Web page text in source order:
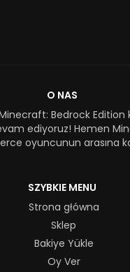
O NAS
Bedrock Edition
ediyoruz! Hemen
oyuncunun arasına
SZYBKIE MENU
Strona główna
Sklep
Bakiye Yükle
Oy Ver